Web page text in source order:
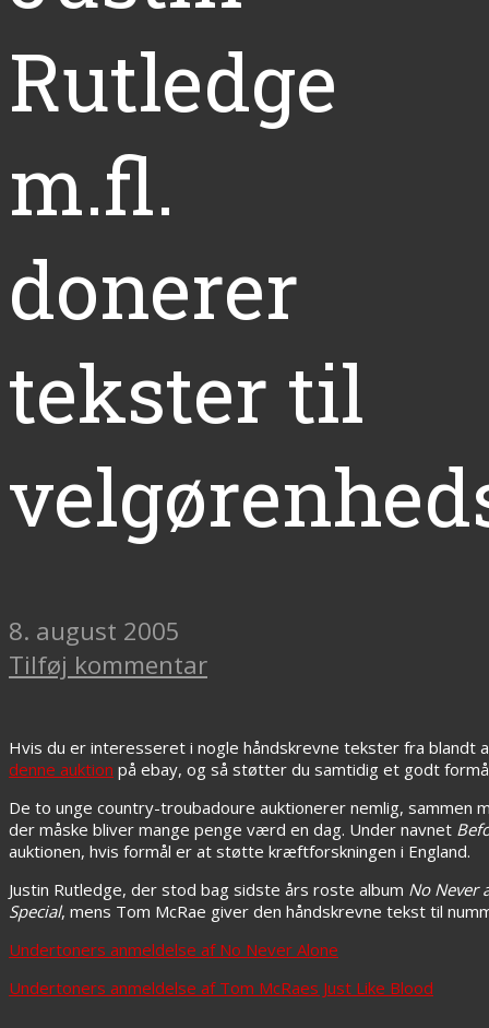
Rutledge
m.fl.
donerer
tekster til
8. august 2005
Tilføj kommentar
Hvis du er interesseret i nogle håndskrevne tekster fra blandt
denne auktion på ebay, og så støtter du samtidig et godt
De to unge country-troubadoure auktionerer nemlig,
der måske bliver mange penge værd en dag. Under navnet
auktionen, hvis formål er at støtte kræftforskningen i England.
Justin Rutledge, der stod bag sidste års roste album No Never
Special, mens Tom McRae giver den håndskrevne tekst til
Undertoners anmeldelse af No Never Alone
Undertoners anmeldelse af Tom McRaes Just Like Blood